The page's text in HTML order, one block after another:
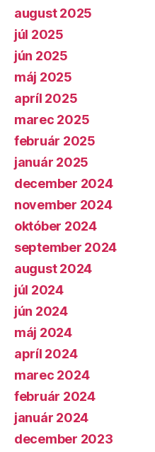
august 2025
júl 2025
jún 2025
máj 2025
apríl 2025
marec 2025
február 2025
január 2025
december 2024
november 2024
október 2024
september 2024
august 2024
júl 2024
jún 2024
máj 2024
apríl 2024
marec 2024
február 2024
január 2024
december 2023